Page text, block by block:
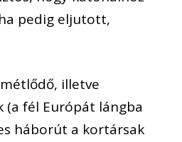
pedig eljutott,
illetve
fél Európát lángba
háborút a kortársak